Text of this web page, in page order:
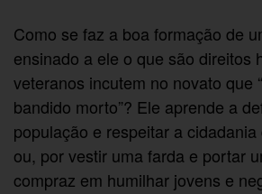
Como se faz a boa formação de
ensinado a ele o que são direitos
veteranos incutem no novato que
bandido morto”? Ele aprende a
população e respeitar a
ou, por vestir uma farda e portar
compraz em humilhar jovens e